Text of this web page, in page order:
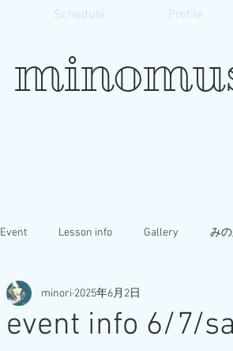
Schedule Profile
Event Lesson info Gallery みの
event info 6/7/
minori 2025年6月2日